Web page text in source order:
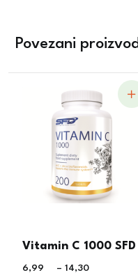
Povezani
Vitamin C 1000 SFD
6,99 –14,30